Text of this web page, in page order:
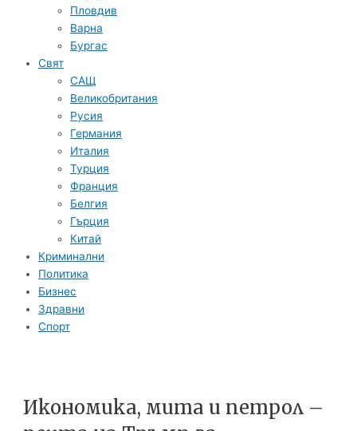
Пловдив
Варна
Бургас
Свят
САЩ
Великобритания
Русия
Германия
Италия
Турция
Франция
Белгия
Гърция
Китай
Криминални
Политика
Бизнес
Здравни
Спорт
Икономика, мита и петрол –